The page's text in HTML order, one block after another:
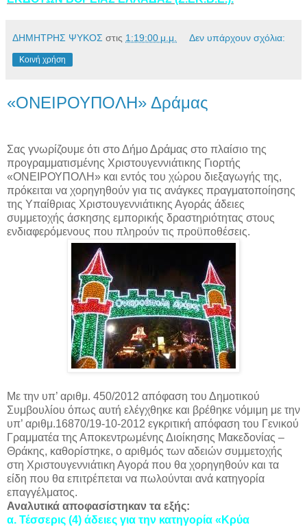
ΔΗΜΗΤΡΗΣ ΨΥΚΟΣ στις 1:19:00 μ.μ. Δεν υπάρχουν σχόλια:
Κοινή χρήση
«ΟΝΕΙΡΟΥΠΟΛΗ» Δράμας
Σας γνωρίζουμε ότι στο Δήμο Δράμας στο πλαίσιο της
προγραμματισμένης Χριστουγεννιάτικης Γιορτής
«ΟΝΕΙΡΟΥΠΟΛΗ» και εντός του χώρου διεξαγωγής της,
πρόκειται να χορηγηθούν για τις ανάγκες πραγματοποίησης
της Υπαίθριας Χριστουγεννιάτικης Αγοράς άδειες
συμμετοχής άσκησης εμπορικής δραστηριότητας στους
ενδιαφερόμενους που πληρούν τις προϋποθέσεις.
Με την υπ’ αριθμ. 450/2012 απόφαση του Δημοτικού
Συμβουλίου όπως αυτή ελέγχθηκε και βρέθηκε νόμιμη με την
υπ’ αριθμ.16870/19-10-2012 εγκριτική απόφαση του Γενικού
Γραμματέα της Αποκεντρωμένης Διοίκησης Μακεδονίας –
Θράκης, καθορίστηκε, ο αριθμός των αδειών συμμετοχής
στη Χριστουγεννιάτικη Αγορά που θα χορηγηθούν και τα
είδη που θα επιτρέπεται να πωλούνται ανά κατηγορία
επαγγέλματος.
Αναλυτικά αποφασίστηκαν τα εξής:
α. Τέσσερις (4) άδειες για την κατηγορία «Κρύα